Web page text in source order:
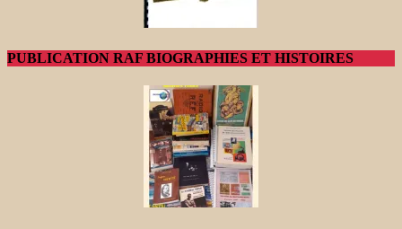
PUBLICATION RAF BIOGRAPHIES ET HISTOIRES